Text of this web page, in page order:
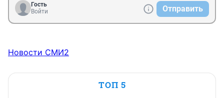
Гость
Войти
Отправить
Новости СМИ2
ТОП 5